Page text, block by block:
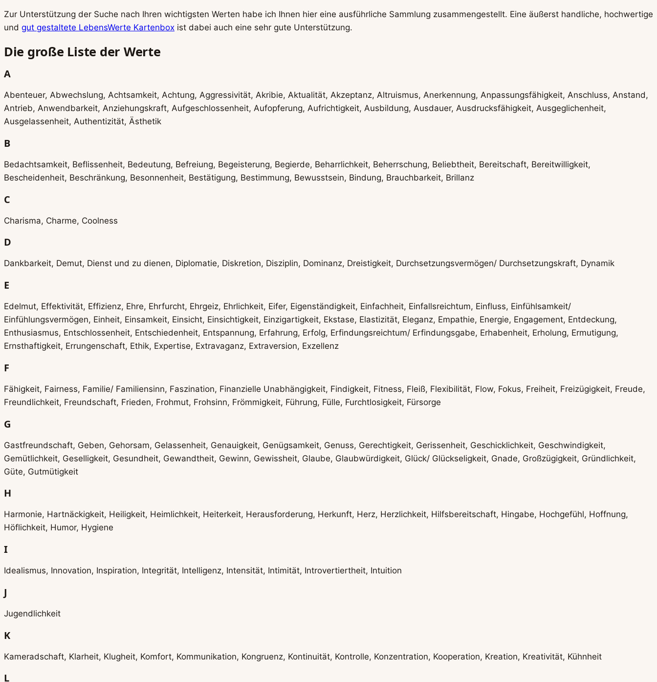
Zur Unterstützung der Suche nach Ihren wichtigsten Werten habe ich Ihnen hier eine ausführliche Sammlung zusammengestellt. Eine äußerst handliche, hochwertige
und gut gestaltete LebensWerte Kartenbox ist dabei auch eine sehr gute Unterstützung.
Die große Liste der Werte
A
Abenteuer, Abwechslung, Achtsamkeit, Achtung, Aggressivität, Akribie, Aktualität, Akzeptanz, Altruismus, Anerkennung, Anpassungsfähigkeit, Anschluss, Anstand,
Antrieb, Anwendbarkeit, Anziehungskraft, Aufgeschlossenheit, Aufopferung, Aufrichtigkeit, Ausbildung, Ausdauer, Ausdrucksfähigkeit, Ausgeglichenheit,
Ausgelassenheit, Authentizität, Ästhetik
B
Bedachtsamkeit, Beflissenheit, Bedeutung, Befreiung, Begeisterung, Begierde, Beharrlichkeit, Beherrschung, Beliebtheit, Bereitschaft, Bereitwilligkeit,
Bescheidenheit, Beschränkung, Besonnenheit, Bestätigung, Bestimmung, Bewusstsein, Bindung, Brauchbarkeit, Brillanz
C
Charisma, Charme, Coolness
D
Dankbarkeit, Demut, Dienst und zu dienen, Diplomatie, Diskretion, Disziplin, Dominanz, Dreistigkeit, Durchsetzungsvermögen/ Durchsetzungskraft, Dynamik
E
Edelmut, Effektivität, Effizienz, Ehre, Ehrfurcht, Ehrgeiz, Ehrlichkeit, Eifer, Eigenständigkeit, Einfachheit, Einfallsreichtum, Einfluss, Einfühlsamkeit/
Einfühlungsvermögen, Einheit, Einsamkeit, Einsicht, Einsichtigkeit, Einzigartigkeit, Ekstase, Elastizität, Eleganz, Empathie, Energie, Engagement, Entdeckung,
Enthusiasmus, Entschlossenheit, Entschiedenheit, Entspannung, Erfahrung, Erfolg, Erfindungsreichtum/ Erfindungsgabe, Erhabenheit, Erholung, Ermutigung,
Ernsthaftigkeit, Errungenschaft, Ethik, Expertise, Extravaganz, Extraversion, Exzellenz
F
Fähigkeit, Fairness, Familie/ Familiensinn, Faszination, Finanzielle Unabhängigkeit, Findigkeit, Fitness, Fleiß, Flexibilität, Flow, Fokus, Freiheit, Freizügigkeit, Freude,
Freundlichkeit, Freundschaft, Frieden, Frohmut, Frohsinn, Frömmigkeit, Führung, Fülle, Furchtlosigkeit, Fürsorge
G
Gastfreundschaft, Geben, Gehorsam, Gelassenheit, Genauigkeit, Genügsamkeit, Genuss, Gerechtigkeit, Gerissenheit, Geschicklichkeit, Geschwindigkeit,
Gemütlichkeit, Geselligkeit, Gesundheit, Gewandtheit, Gewinn, Gewissheit, Glaube, Glaubwürdigkeit, Glück/ Glückseligkeit, Gnade, Großzügigkeit, Gründlichkeit,
Güte, Gutmütigkeit
H
Harmonie, Hartnäckigkeit, Heiligkeit, Heimlichkeit, Heiterkeit, Herausforderung, Herkunft, Herz, Herzlichkeit, Hilfsbereitschaft, Hingabe, Hochgefühl, Hoffnung,
Höflichkeit, Humor, Hygiene
I
Idealismus, Innovation, Inspiration, Integrität, Intelligenz, Intensität, Intimität, Introvertiertheit, Intuition
J
Jugendlichkeit
K
Kameradschaft, Klarheit, Klugheit, Komfort, Kommunikation, Kongruenz, Kontinuität, Kontrolle, Konzentration, Kooperation, Kreation, Kreativität, Kühnheit
L